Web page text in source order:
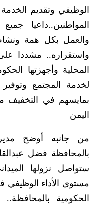
الوظيفي وتقديم
المواطنين..داعيا
والعمل بكل همة
واستقراره.. مشددا
المحلية وأجهزتها
لخدمة المجتمع وتوفير
بمايسهم في التخفيف
اليمن
من جانبه أوضح
بالمحافظة فضل
ستواصل نزولها
مستوى الأداء الوظيفي
الحكومية